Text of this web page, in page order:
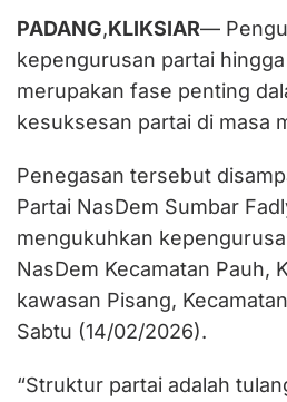
PADANG,KLIKSIAR—
kepengurusan partai
merupakan fase penting
kesuksesan partai di masa
Penegasan tersebut
Partai NasDem Sumbar
mengukuhkan
NasDem Kecamatan Pauh,
kawasan Pisang,
Sabtu (14/02/2026).
“Struktur partai adalah